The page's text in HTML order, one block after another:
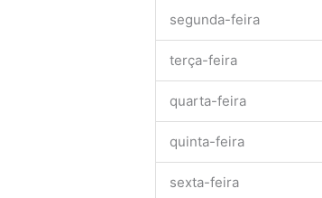
segunda-feira
terça-feira
quarta-feira
quinta-feira
sexta-feira